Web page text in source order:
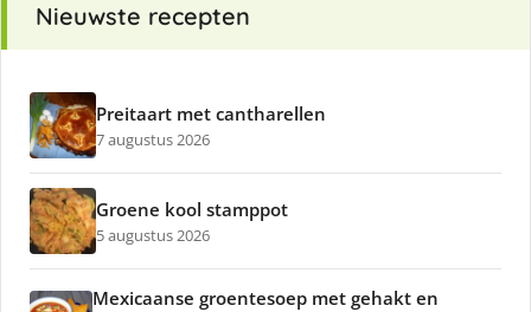
Nieuwste recepten
Preitaart met cantharellen
7 augustus 2026
Groene kool stamppot
5 augustus 2026
Mexicaanse groentesoep met gehakt en